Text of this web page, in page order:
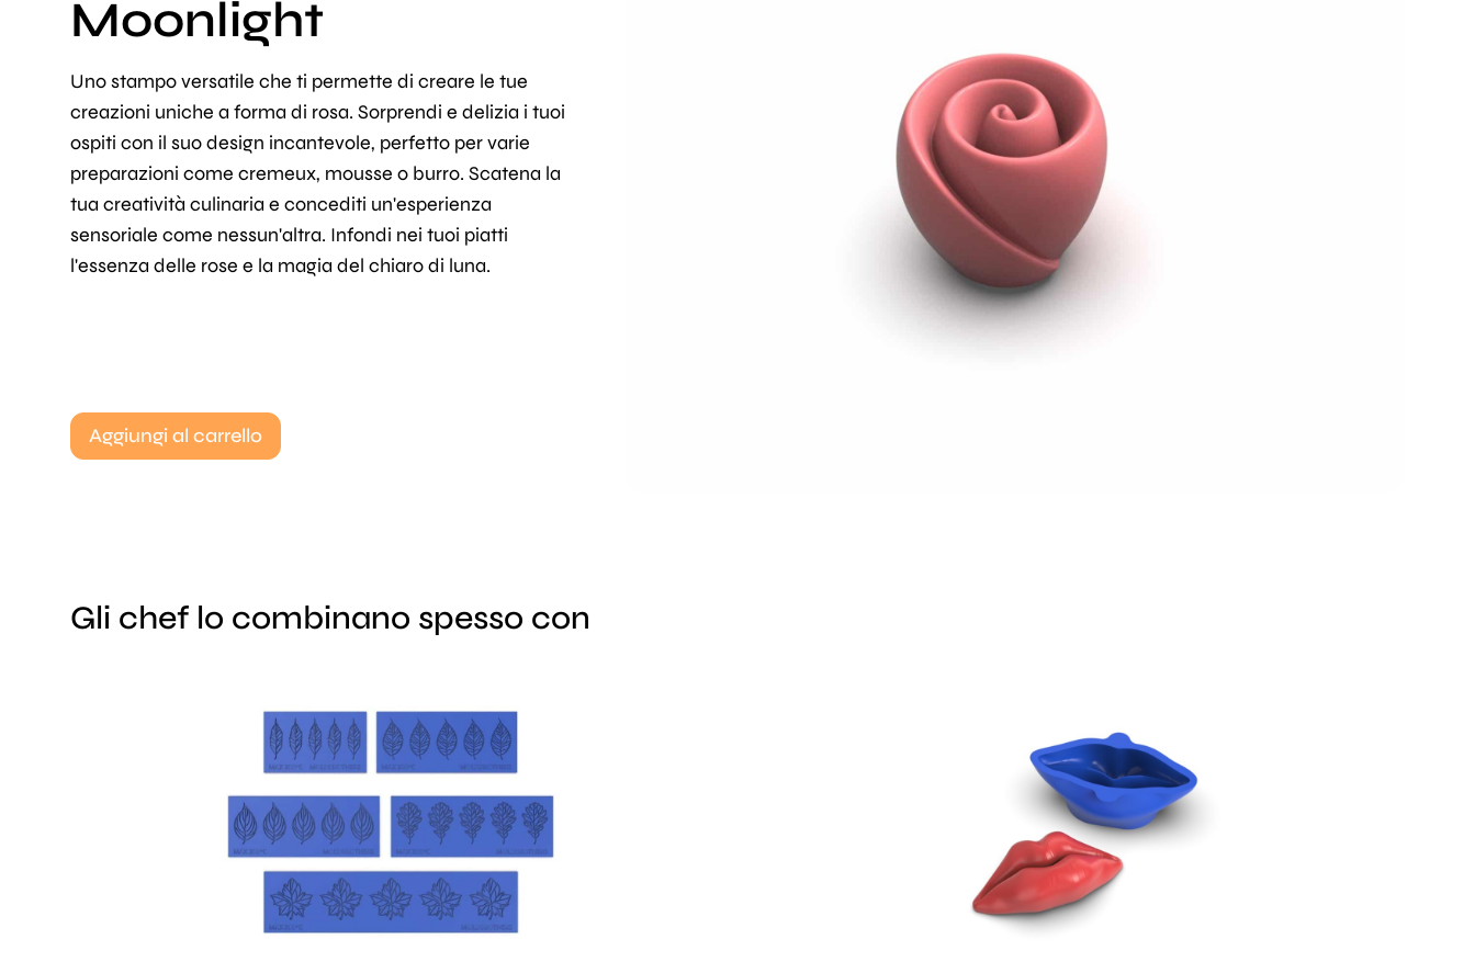
Moonlight
Uno stampo versatile che ti permette di creare le tue
creazioni uniche a forma di rosa. Sorprendi e delizia i tuoi
ospiti con il suo design incantevole, perfetto per varie
preparazioni come cremeux, mousse o burro. Scatena la
tua creatività culinaria e concediti un'esperienza
sensoriale come nessun'altra. Infondi nei tuoi piatti
l'essenza delle rose e la magia del chiaro di luna.
Aggiungi al carrello
Gli chef lo combinano spesso con